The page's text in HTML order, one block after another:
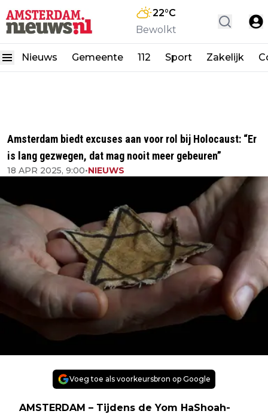
22°C
Bewolkt
Nieuws Gemeente 112 Sport Zakelijk
Amsterdam biedt excuses aan voor rol bij Holocaust: “Er
is lang gezwegen, dat mag nooit meer gebeuren”
18 APR 2025, 9:00•NIEUWS
Voeg toe als voorkeursbron op Google
AMSTERDAM – Tijdens de Yom HaShoah-